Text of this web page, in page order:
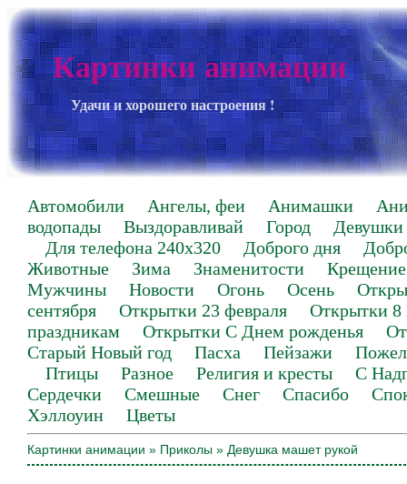
Картинки анимации
Удачи и хорошего настроения !
Автомобили Ангелы, феи Анимашки
водопады
Выздоравливай Город
Девушки
Для телефона 240х320
Доброго дня
Животные
Зима Знаменитости
Крещение
Мужчины
Новости Огонь Осень
сентября
Открытки 23 февраля
Открытки 8
праздникам
Открытки С Днем рожденья
Старый Новый год
Пасха Пейзажи
Птицы
Разное Религия и кресты
С
Сердечки
Смешные Снег Спасибо
Хэллоуин
Цветы
Картинки анимации » Приколы » Девушка машет рукой